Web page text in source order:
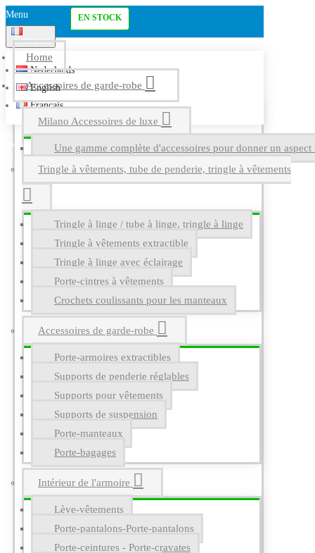
Menu
Français
Nederlands
English
Français
Home
Accessoires de garde-robe
Milano Accessoires de luxe
Une gamme complète d'accessoires pour donner un
Tringle à vêtements, tube de penderie, tringle à vêtements
Tringle à linge / tube à linge, tringle à linge
Tringle à vêtements extractible
Tringle à linge avec éclairage
Porte-cintres à vêtements
Crochets coulissants pour les manteaux
Accessoires de garde-robe
Porte-armoires extractibles
Supports de penderie réglables
Supports pour vêtements
Supports de suspension
Porte-manteaux
Porte-bagages
Intérieur de l'armoire
Lève-vêtements
Porte-pantalons-Porte-pantalons
Porte-ceintures - Porte-cravates
EN STOCK